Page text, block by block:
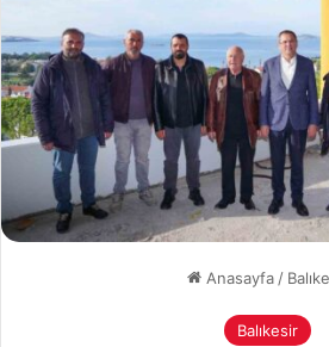
Anasayfa /
Balıkesir